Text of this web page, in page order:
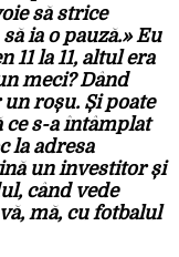
să strice
ia o pauză.» Eu
11 la 11, altul era
meci? Dând
roșu. Și poate
ce s-a întâmplat
la adresa
un investitor și
când vede
mă, cu fotbalul